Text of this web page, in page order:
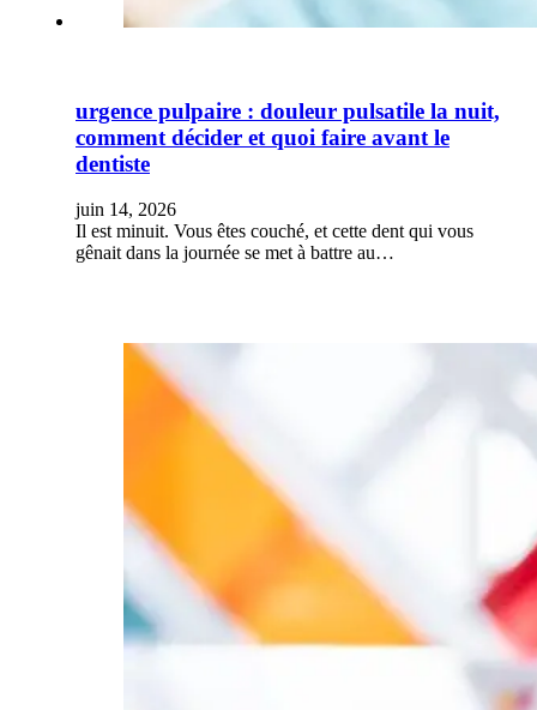
urgence pulpaire : douleur pulsatile la nuit,
comment décider et quoi faire avant le
dentiste
juin 14, 2026
Il est minuit. Vous êtes couché, et cette dent qui vous
gênait dans la journée se met à battre au…